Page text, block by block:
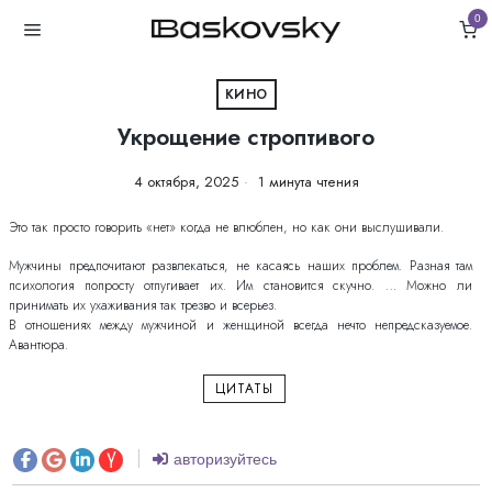
0
КИНО
Укрощение строптивого
4 октября, 2025 1 минута чтения
Это так просто говорить «нет» когда не влюблен, но как они выслушивали.
Мужчины предпочитают развлекаться, не касаясь наших проблем. Разная там
психология попросту отпугивает их. Им становится скучно. … Можно ли
принимать их ухаживания так трезво и всерьез.
В отношениях между мужчиной и женщиной всегда нечто непредсказуемое.
Авантюра.
ЦИТАТЫ
авторизуйтесь